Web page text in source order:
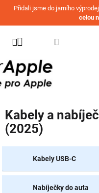
Přejít na obsah
Přidali jsme do jarního
celou
IPHONE
MACBOOK
AIRPODS
AIRTAG
OSTATNÍ
ZNAČKY
Kabely a
(2025)
Kabely USB-C
Nabíječky do auta